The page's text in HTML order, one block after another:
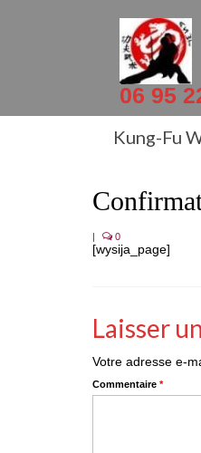
06 95
Kung-Fu
| 0
[wysija_page]
Laisser
Votre adresse e-
Commentaire *